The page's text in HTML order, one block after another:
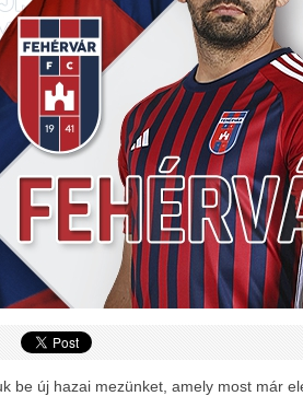
be új hazai mezünket, amely most már